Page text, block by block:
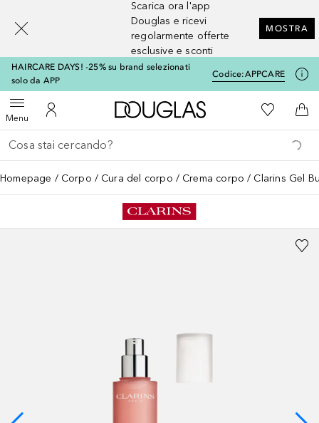
Scarica ora l'app
Douglas e ricevi
regolarmente offerte
esclusive e sconti
MOSTRA
HAIRCARE DAYS! -25% su brand selezionati
solo da APP
Codice:APPCARE
MenuApri menuAl Mio Account
A Douglas HomeAlla Mia
Al
Torna indietro
Esegui ricerca
Homepage Corpo Cura del corpo Crema corpo Clarins Gel
[navigation.slideout.screenreader]